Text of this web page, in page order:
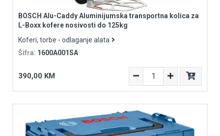
BOSCH Alu-Caddy Aluminijumska transportna kolica za
L-Boxx kofere nosivosti do 125kg
Koferi, torbe - odlaganje alata
Šifra: 1600A001SA
390,00 KM